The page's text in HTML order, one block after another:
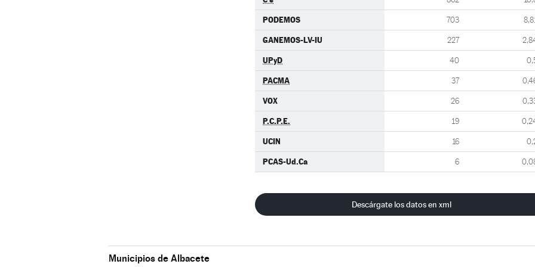
PODEMOS 703
GANEMOS-LV-IU 227
UPyD 40
PACMA 37
VOX 26
P.C.P.E. 19
UCIN 16
PCAS-Ud.Ca 6
Descárgate los datos en xml
Municipios de Albacete